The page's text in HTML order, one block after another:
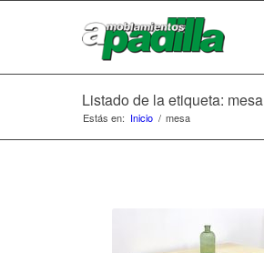
Listado de la etiqueta: mesa
Estás en: Inicio / mesa